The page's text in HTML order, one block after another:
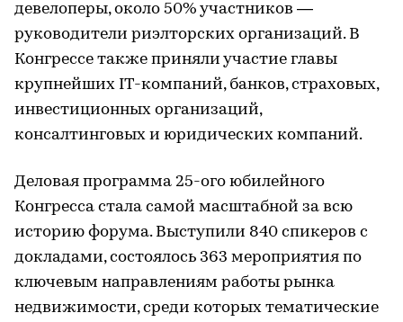
девелоперы, около 50% участников —
руководители риэлторских организаций. В
Конгрессе также приняли участие главы
крупнейших IT-компаний, банков, страховых,
инвестиционных организаций,
консалтинговых и юридических компаний.
Деловая программа 25-ого юбилейного
Конгресса стала самой масштабной за всю
историю форума. Выступили 840 спикеров с
докладами, состоялось 363 мероприятия по
ключевым направлениям работы рынка
недвижимости, среди которых тематические